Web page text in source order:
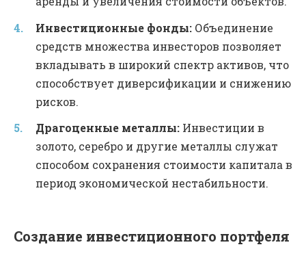
Инвестиционные фонды: Объединение
средств множества инвесторов позволяет
вкладывать в широкий спектр активов, что
способствует диверсификации и снижению
рисков.
Драгоценные металлы: Инвестиции в
золото, серебро и другие металлы служат
способом сохранения стоимости капитала в
период экономической нестабильности.
Создание инвестиционного портфеля